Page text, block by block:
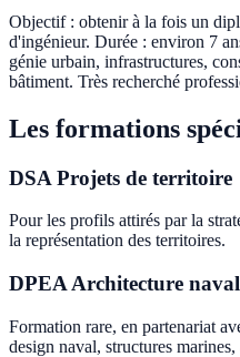
Objectif : obtenir à la fois un
d'ingénieur. Durée : environ 7
génie urbain, infrastructures,
bâtiment. Très recherché
Les formations
DSA Projets de territoire
Pour les profils attirés par la
la représentation des territoires.
DPEA Architecture
Formation rare, en partenariat
design naval, structures